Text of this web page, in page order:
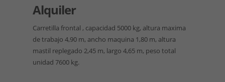
Alquiler
Carretilla frontal , capacidad 5000 kg, altura maxima
de trabajo 4,90 m, ancho maquina 1,80 m, altura
mastil replegado 2,45 m, largo 4,65 m, peso total
unidad 7600 kg.